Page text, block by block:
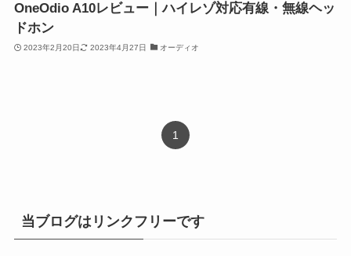
OneOdio A10レビュー｜ハイレゾ対応有線・無線ヘッ
ドホン
2023年2月20日 2023年4月27日 オーディオ
1
当ブログはリンクフリーです